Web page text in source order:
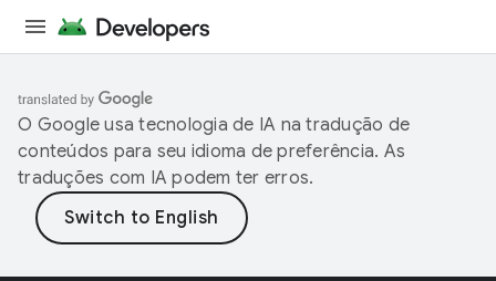
O Google usa tecnologia de IA na tradução de
conteúdos para seu idioma de preferência. As
traduções com IA podem ter erros.